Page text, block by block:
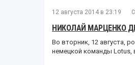
12 августа 2014 в 23:19
НИКОЛАЙ МАРЦЕНКО
Во вторник, 12 августа,
немецкой команды Lotus,